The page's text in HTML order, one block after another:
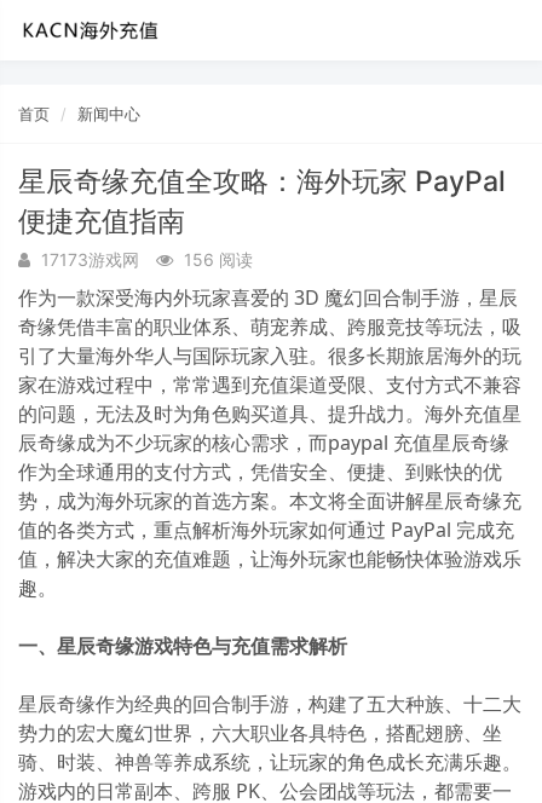
首页 新闻中心
星辰奇缘充值全攻略：海外玩家 PayPal
便捷充值指南
17173游戏网 156 阅读
作为一款深受海内外玩家喜爱的 3D 魔幻回合制手游，星辰
奇缘凭借丰富的职业体系、萌宠养成、跨服竞技等玩法，吸
引了大量海外华人与国际玩家入驻。很多长期旅居海外的玩
家在游戏过程中，常常遇到充值渠道受限、支付方式不兼容
的问题，无法及时为角色购买道具、提升战力。海外充值星
辰奇缘成为不少玩家的核心需求，而paypal 充值星辰奇缘
作为全球通用的支付方式，凭借安全、便捷、到账快的优
势，成为海外玩家的首选方案。本文将全面讲解星辰奇缘充
值的各类方式，重点解析海外玩家如何通过 PayPal 完成充
值，解决大家的充值难题，让海外玩家也能畅快体验游戏乐
趣。
一、星辰奇缘游戏特色与充值需求解析
星辰奇缘作为经典的回合制手游，构建了五大种族、十二大
势力的宏大魔幻世界，六大职业各具特色，搭配翅膀、坐
骑、时装、神兽等养成系统，让玩家的角色成长充满乐趣。
游戏内的日常副本、跨服 PK、公会团战等玩法，都需要一